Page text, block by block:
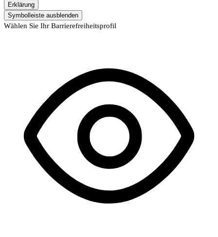
Erklärung
Symbolleiste ausblenden
Wählen Sie Ihr Barrierefreiheitsprofil